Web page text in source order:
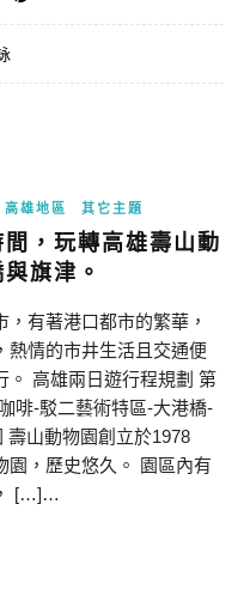
高雄地區 其它主題
間，玩轉高雄壽山動
旗津。
有著港口都市的繁華，
熱情的市井生活且交通便
。 高雄兩日遊行程規劃 第
啡-駁二藝術特區-大港橋-
山動物園創立於1978
園，歷史悠久。 園區內有
[…]…